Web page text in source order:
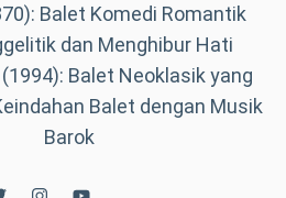
Balet Komedi Romantik
dan Menghibur Hati
Balet Neoklasik yang
Balet dengan Musik
Barok